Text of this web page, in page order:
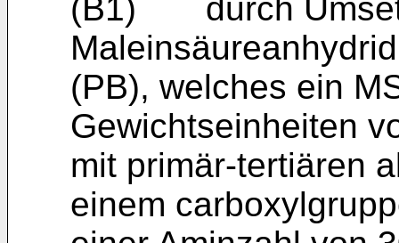
(B1) durch
(PB), welches ein
Gewichtseinheiten
mit primär-tertiären
einem